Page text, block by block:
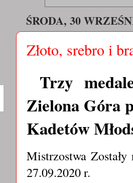
ŚRODA, 30
Złoto, srebro i
Trzy
Zielona Góra
Kadetów
Mistrzostwa
27.09.2020 r.